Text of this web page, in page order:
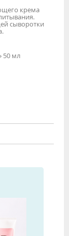
крема
сыворотки
50 мл